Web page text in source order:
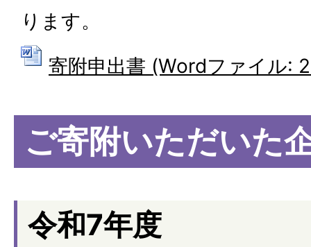
ります。
寄附申出書 (Wordファイル:
ご寄附いただいた
令和7年度